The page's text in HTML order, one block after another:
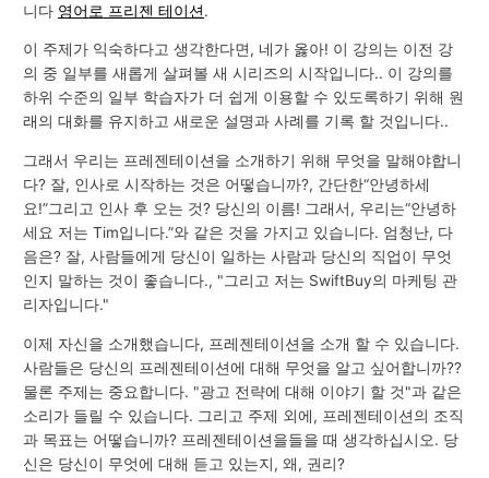
니다 영어로 프리젠 테이션.
이 주제가 익숙하다고 생각한다면, 네가 옳아! 이 강의는 이전 강
의 중 일부를 새롭게 살펴볼 새 시리즈의 시작입니다.. 이 강의를
하위 수준의 일부 학습자가 더 쉽게 이용할 수 있도록하기 위해 원
래의 대화를 유지하고 새로운 설명과 사례를 기록 할 것입니다..
그래서 우리는 프레젠테이션을 소개하기 위해 무엇을 말해야합니
다? 잘, 인사로 시작하는 것은 어떻습니까?, 간단한“안녕하세
요!”그리고 인사 후 오는 것? 당신의 이름! 그래서, 우리는“안녕하
세요 저는 Tim입니다.”와 같은 것을 가지고 있습니다. 엄청난, 다
음은? 잘, 사람들에게 당신이 일하는 사람과 당신의 직업이 무엇
인지 말하는 것이 좋습니다., "그리고 저는 SwiftBuy의 마케팅 관
리자입니다."
이제 자신을 소개했습니다, 프레젠테이션을 소개 할 수 있습니다.
사람들은 당신의 프레젠테이션에 대해 무엇을 알고 싶어합니까??
물론 주제는 중요합니다. "광고 전략에 대해 이야기 할 것"과 같은
소리가 들릴 수 있습니다. 그리고 주제 외에, 프레젠테이션의 조직
과 목표는 어떻습니까? 프레젠테이션을들을 때 생각하십시오. 당
신은 당신이 무엇에 대해 듣고 있는지, 왜, 권리?